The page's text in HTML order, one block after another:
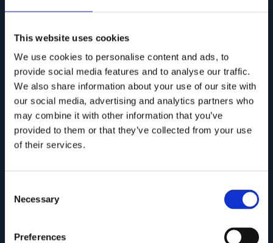
This website uses cookies
We use cookies to personalise content and ads, to
provide social media features and to analyse our traffic.
We also share information about your use of our site with
our social media, advertising and analytics partners who
may combine it with other information that you’ve
provided to them or that they’ve collected from your use
of their services.
Selection
Necessary
Preferences
Collezione ONDA